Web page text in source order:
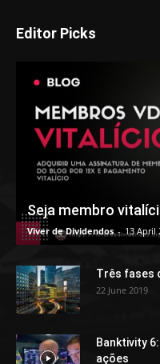
Editor Picks
Seja membro
Viver de Dividendos - 13 April
Três fases
22 June 2019
Banktivity
ações